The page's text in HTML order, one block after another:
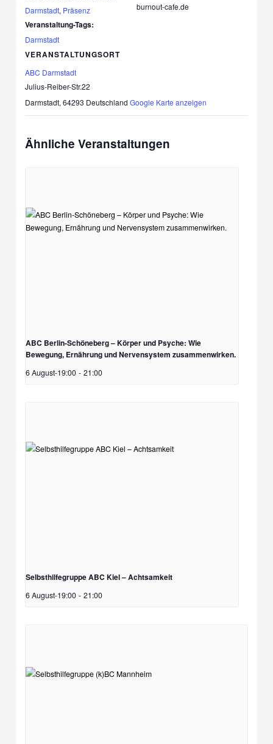
Darmstadt, Präsenz
Veranstaltung-Tags:
Darmstadt
VERANSTALTUNGSORT
ABC Darmstadt
Julius-Reiber-Str.22
Darmstadt, 64293 Deutschland Google Karte anzeigen
burnout-cafe.de
Ähnliche Veranstaltungen
ABC Berlin-Schöneberg – Körper und Psyche: Wie
Bewegung, Ernährung und Nervensystem zusammenwirken.
6 August-19:00 - 21:00
Selbsthilfegruppe ABC Kiel – Achtsamkeit
6 August-19:00 - 21:00